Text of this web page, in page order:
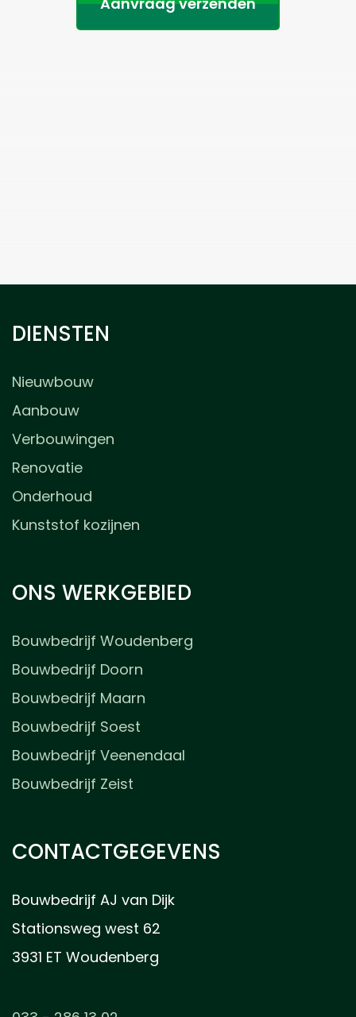
DIENSTEN
Nieuwbouw
Aanbouw
Verbouwingen
Renovatie
Onderhoud
Kunststof kozijnen
ONS WERKGEBIED
Bouwbedrijf Woudenberg
Bouwbedrijf Doorn
Bouwbedrijf Maarn
Bouwbedrijf Soest
Bouwbedrijf Veenendaal
Bouwbedrijf Zeist
CONTACTGEGEVENS
Bouwbedrijf AJ van Dijk
Stationsweg west 62
3931 ET Woudenberg